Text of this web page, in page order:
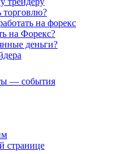
торговлю?
на форекс
на Форекс?
деньги?
— события
странице